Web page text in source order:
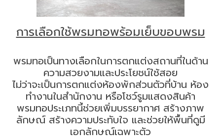
การเลือกใช้พรมทอพร้อมเย็บขอบพรม
พรมทอเป็นทางเลือกในการตกแต่งสถานที่ในด้าน
ความสวยงามและประโยชน์ใช้สอย
ไม่ว่าจะเป็นการตกแต่งห้องพักส่วนตัวที่บ้าน ห้อง
ทำงานในสำนักงาน หรือโชว์รูมแสดงสินค้า
พรมทอประเภทนี้ช่วยเพิ่มบรรยากาศ สร้างภาพ
ลักษณ์ สร้างความประทับใจ และช่วยให้พื้นที่ดูมี
เอกลักษณ์เฉพาะตัว